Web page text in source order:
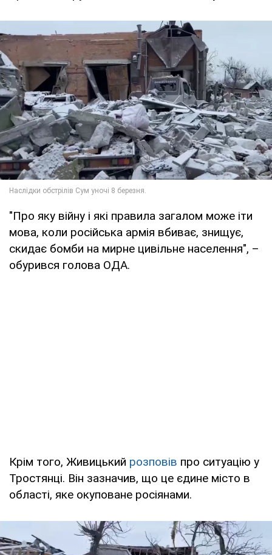
"Про яку війну і які правила загалом може іти
мова, коли російська армія вбиває, знищує,
скидає бомби на мирне цивільне населення", –
обурився голова ОДА.
Крім того, Живицький розповів про ситуацію у
Тростянці. Він зазначив, що це єдине місто в
області, яке окуповане росіянами.